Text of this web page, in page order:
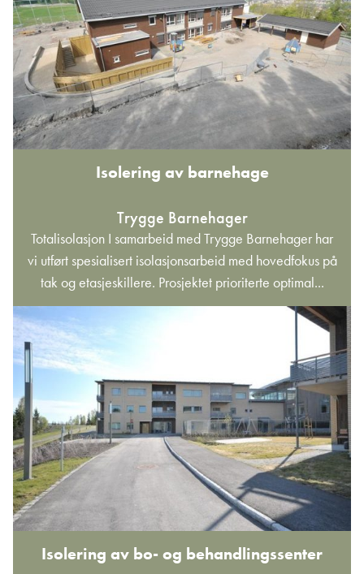
Isolering av barnehage
Trygge Barnehager
Totalisolasjon I samarbeid med Trygge Barnehager har
vi utført spesialisert isolasjonsarbeid med hovedfokus på
tak og etasjeskillere. Prosjektet prioriterte optimal...
Isolering av bo- og behandlingssenter